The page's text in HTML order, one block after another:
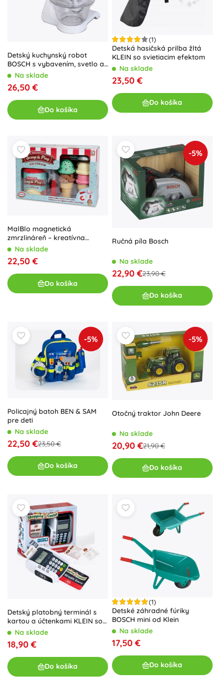
Detský kuchynský robot
BOSCH s vybavením, svetlo a
zvukNa sklade
26,50 €
Do košíka
(1)
Detská hasičská prilba žltá
KLEIN so svietiacim efektom
Na sklade
23,50 €
Do košíka
MalBlo magnetická
zmrzlináreň – kreatívna
detská sada
Na sklade
22,50 €
Do košíka
-5%
Ručná píla Bosch
Na sklade
22,90 €23,90 €
Do košíka
-5%
Policajný batoh BEN & SAM
pre deti
Na sklade
22,50 €23,50 €
Do košíka
-5%
Otočný traktor John Deere
Na sklade
20,90 €21,90 €
Do košíka
Detský platobný terminál s
kartou a účtenkami KLEIN so
zvukom
Na sklade
18,90 €
Do košíka
(1)
Detské záhradné fúriky
BOSCH mini od Klein
Na sklade
17,50 €
Do košíka